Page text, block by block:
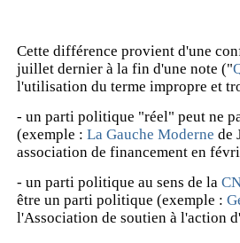
Cette différence provient d'une
juillet dernier à la fin d'une note ("
l'utilisation du terme impropre et
- un parti politique "réel" peut ne
(exemple : La Gauche Moderne de
association de financement en
- un parti politique au sens de la
être un parti politique (exemple :
l'Association de soutien à l'action